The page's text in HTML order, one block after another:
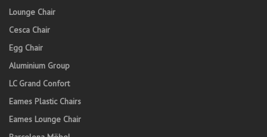
Lounge Chair
Cesca Chair
Egg Chair
Aluminium Group
LC Grand Confort
Eames Plastic Chairs
Eames Lounge Chair